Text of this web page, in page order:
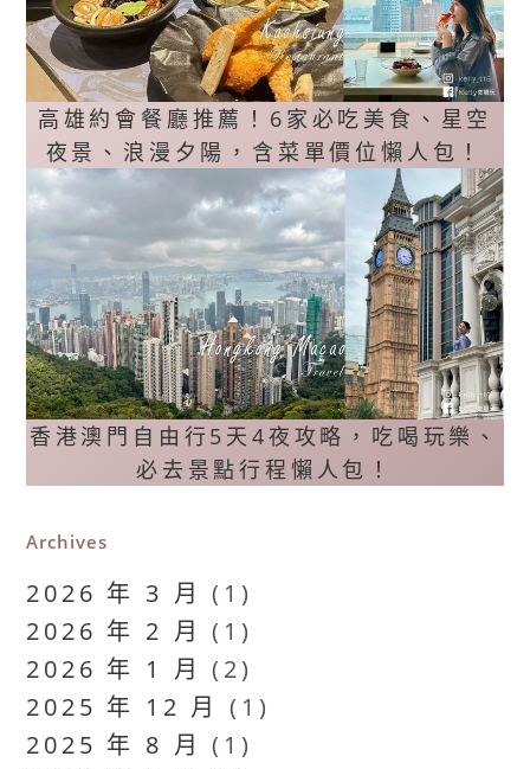
高雄約會餐廳推薦！6家必吃美食、星空
夜景、浪漫夕陽，含菜單價位懶人包！
香港澳門自由行5天4夜攻略，吃喝玩樂、
必去景點行程懶人包！
Archives
2026 年 3 月 (1)
2026 年 2 月 (1)
2026 年 1 月 (2)
2025 年 12 月 (1)
2025 年 8 月 (1)